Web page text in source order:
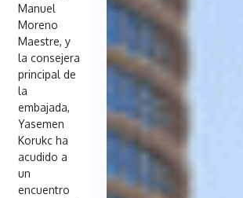
Manuel
Moreno
Maestre, y
la consejera
principal de
la
embajada,
Yasemen
Korukc ha
acudido a
un
encuentro